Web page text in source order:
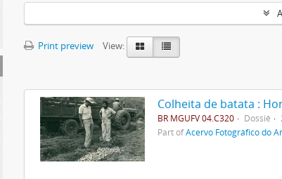
Print preview
View:
Colheita de batata :
BR MGUFV 04.C320 Dossiê
Part ofAcervo Fotográfico do